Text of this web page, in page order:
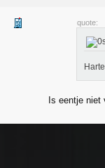
quote:
Is eentje niet